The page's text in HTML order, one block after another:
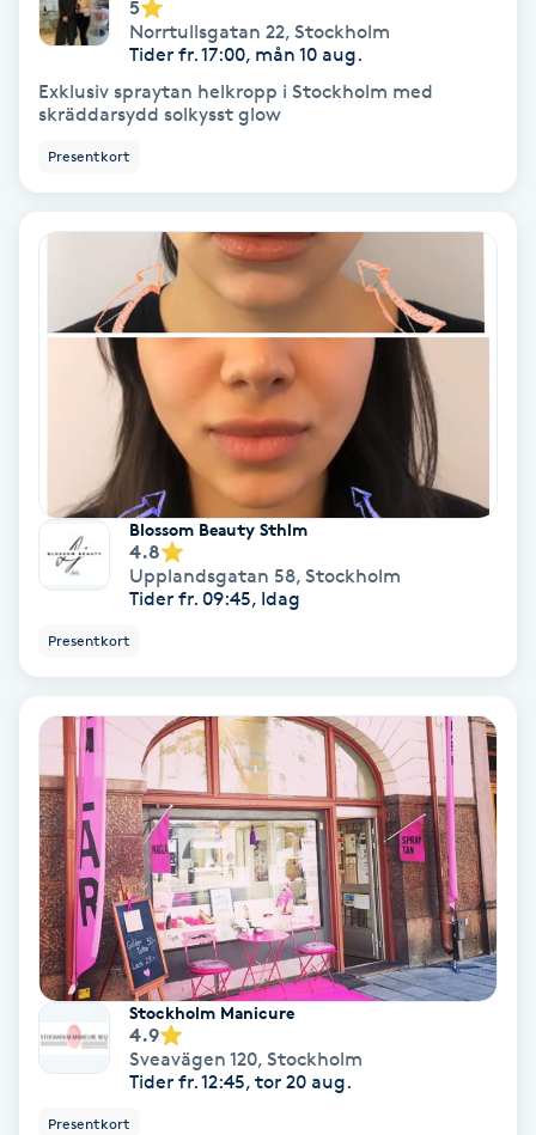
Face framing
Faceliftmassage
Fet hårbotten
Fettreducering
Fibromassage
Fillers
Fotmassage
Fotsvamp
Fransar
Fransborttagning
Fransfärgning
Fransförlängning
Fransförlängning Megavolym
5
Norrtullsgatan 22, Stockholm
Tider fr. 17:00, mån 10 aug.
Exklusiv spraytan helkropp i Stockholm med
skräddarsydd solkysst glow
Presentkort
Blossom Beauty Sthlm
4.8
Upplandsgatan 58, Stockholm
Tider fr. 09:45, Idag
Presentkort
Stockholm Manicure
4.9
Sveavägen 120, Stockholm
Tider fr. 12:45, tor 20 aug.
Presentkort